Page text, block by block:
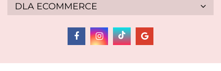
ALBIS
DLA ECOMMERCE